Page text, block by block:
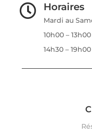
 Horaires
Mardi au
10h00 – 13h00
14h30 – 19h00